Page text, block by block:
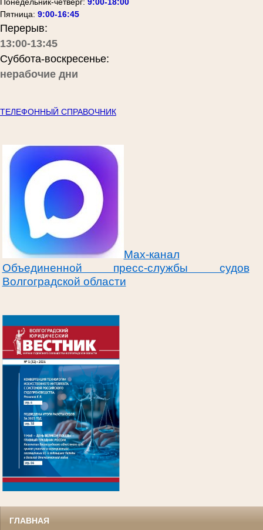
Пятница: 9:00-16:45
Перерыв:
13:00-13:45
Суббота-воскресенье:
нерабочие дни
ТЕЛЕФОННЫЙ СПРАВОЧНИК
Max-канал
Объединенной пресс-службы судов
Волгоградской области
ГЛАВНАЯ